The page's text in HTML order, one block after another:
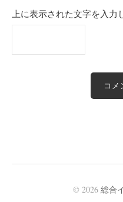
上に表示された文字を入力
© 2026 総合